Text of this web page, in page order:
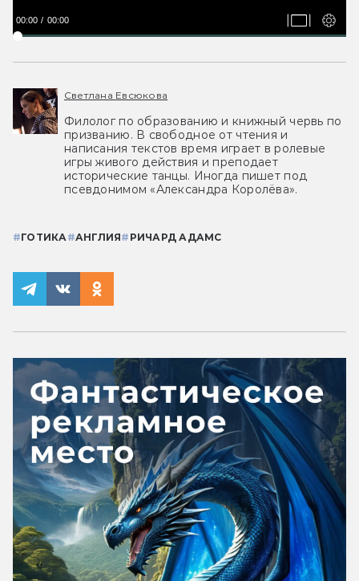
00:00 00:00
Светлана Евсюкова
Филолог по образованию и книжный червь по
призванию. В свободное от чтения и
написания текстов время играет в ролевые
игры живого действия и преподает
исторические танцы. Иногда пишет под
псевдонимом «Александра Королёва».
#ГОТИКА#АНГЛИЯ# РИЧАРД АДАМС